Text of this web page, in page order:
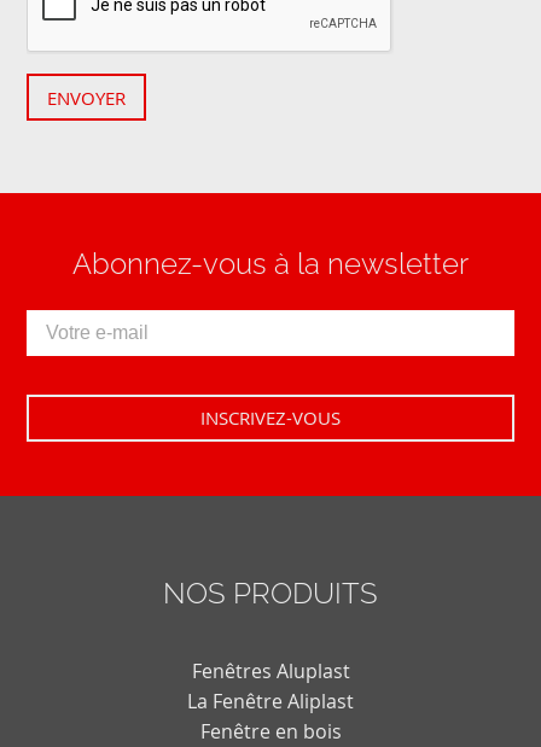
ENVOYER
Abonnez-vous à la newsletter
NOS PRODUITS
Fenêtres Aluplast
La Fenêtre Aliplast
Fenêtre en bois